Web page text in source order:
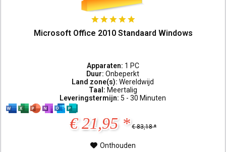
Microsoft Office 2010 Standaard Windows
Apparaten: 1 PC
Duur:Onbeperkt
Land zone(s):Wereldwijd
Taal: Meertalig
Leveringstermijn: 5 - 30 Minuten
€ 21,95 * € 83,18 *
Onthouden